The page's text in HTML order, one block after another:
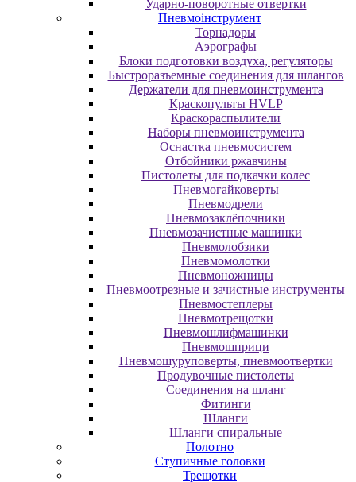
Ударно-поворотные отвертки
Пневмоінструмент
Topнaдopы
Аэрографы
Блоки подготовки воздуха, регуляторы
Быстроразъемные соединения для шлангов
Держатели для пневмоинструмента
Краскопульты HVLP
Краскораспылители
Наборы пневмоинструмента
Оснастка пневмосистем
Отбойники ржавчины
Пистолеты для подкачки колес
Пневмогайковерты
Пневмодрели
Пневмозаклёпочники
Пневмозачистные машинки
Пневмолобзики
Пневмомолотки
Пневмоножницы
Пневмоотрезные и зачистные инструменты
Пневмостеплеры
Пневмотрещотки
Пневмошлифмашинки
Пневмошприци
Пневмошуруповерты, пневмоотвертки
Продувочные пистолеты
Соединения на шланг
Фитинги
Шланги
Шланги спиральные
Полотно
Ступичные головки
Трещотки